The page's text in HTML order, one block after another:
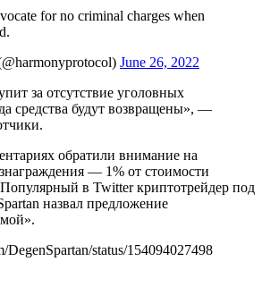
for no criminal charges when
June 26, 2022
за отсутствие уголовных
средства будут возвращены», —
обратили внимание на
— 1% от стоимости
в Twitter криптотрейдер под
назвал предложение
DegenSpartan/status/154094027498